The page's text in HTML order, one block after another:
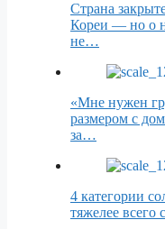
Страна
Кореи — но о
не…
«Мне нужен
размером с
за…
4 категории
тяжелее